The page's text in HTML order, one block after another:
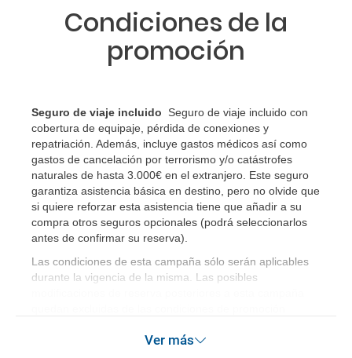
Condiciones de la
promoción
Seguro de viaje incluido
Seguro de viaje incluido con
cobertura de equipaje, pérdida de conexiones y
repatriación. Además, incluye gastos médicos así como
gastos de cancelación por terrorismo y/o catástrofes
naturales de hasta 3.000€ en el extranjero. Este seguro
garantiza asistencia básica en destino, pero no olvide que
si quiere reforzar esta asistencia tiene que añadir a su
compra otros seguros opcionales (podrá seleccionarlos
antes de confirmar su reserva)
Las condiciones de esta campaña sólo serán aplicables
durante la vigencia de la misma. Las posibles
Ver más